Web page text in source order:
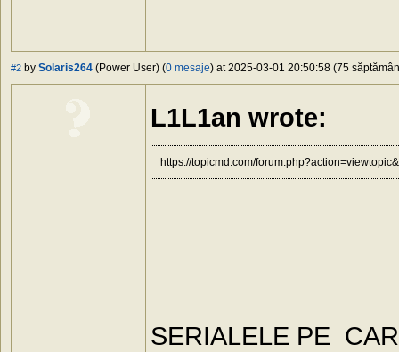
#2 by Solaris264 (Power User) (0 mesaje) at 2025-03-01 20:50:58 (75
L1L1an wrote:
https://topicmd.com/
SERIALELE PE